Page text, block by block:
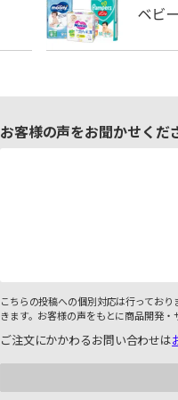
お客様の声をお聞かせくだ
こちらの投稿への個別対応は行ってお
きます。お客様の声をもとに商品開発・
ご注文にかかわるお問い合わせは